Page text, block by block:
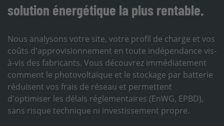
solution énergétique la plus rentable.
Nous analysons votre site, votre profil de charge et vos
coûts d'approvisionnement en toute indépendance vis-
à-vis des fabricants. Vous découvrez immédiatement
comment le photovoltaïque et le stockage par batterie
réduisent vos frais de réseau et permettent
d'optimiser les délais réglementaires (EnWG, EPBD),
sans risque technique ni investissement propre.